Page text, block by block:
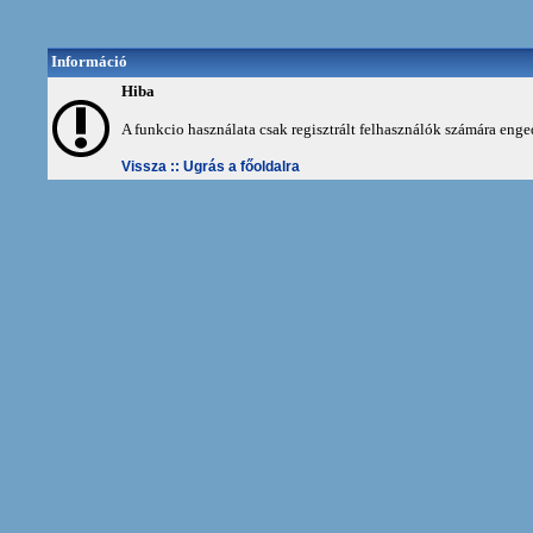
Információ
Hiba
A funkcio használata csak regisztrált felhasználók számára
Vissza :: Ugrás a főoldalra